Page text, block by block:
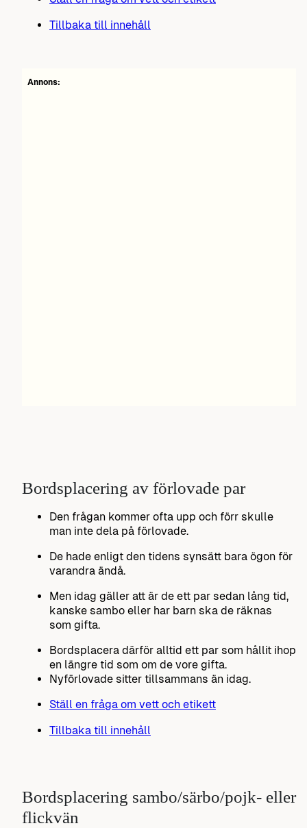
Tillbaka till innehåll
Annons:
Bordsplacering av förlovade par
Den frågan kommer ofta upp och förr skulle
man inte dela på förlovade.
De hade enligt den tidens synsätt bara ögon för
varandra ändå.
Men idag gäller att är de ett par sedan lång tid,
kanske sambo eller har barn ska de räknas
som gifta.
Bordsplacera därför alltid ett par som hållit ihop
en längre tid som om de vore gifta.
Nyförlovade sitter tillsammans än idag.
Ställ en fråga om vett och etikett
Tillbaka till innehåll
Bordsplacering sambo/särbo/pojk- eller
flickvän